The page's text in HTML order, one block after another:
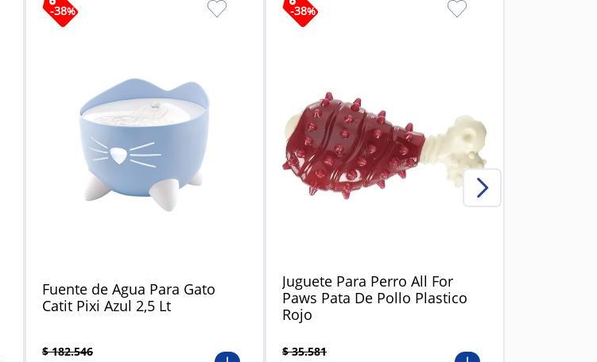
-38%
Fuente de Agua Para Gato
Catit Pixi Azul 2,5 Lt
$ 182.546
-38%
Juguete Para Perro All For
Paws Pata De Pollo Plastico
Rojo
$ 35.581